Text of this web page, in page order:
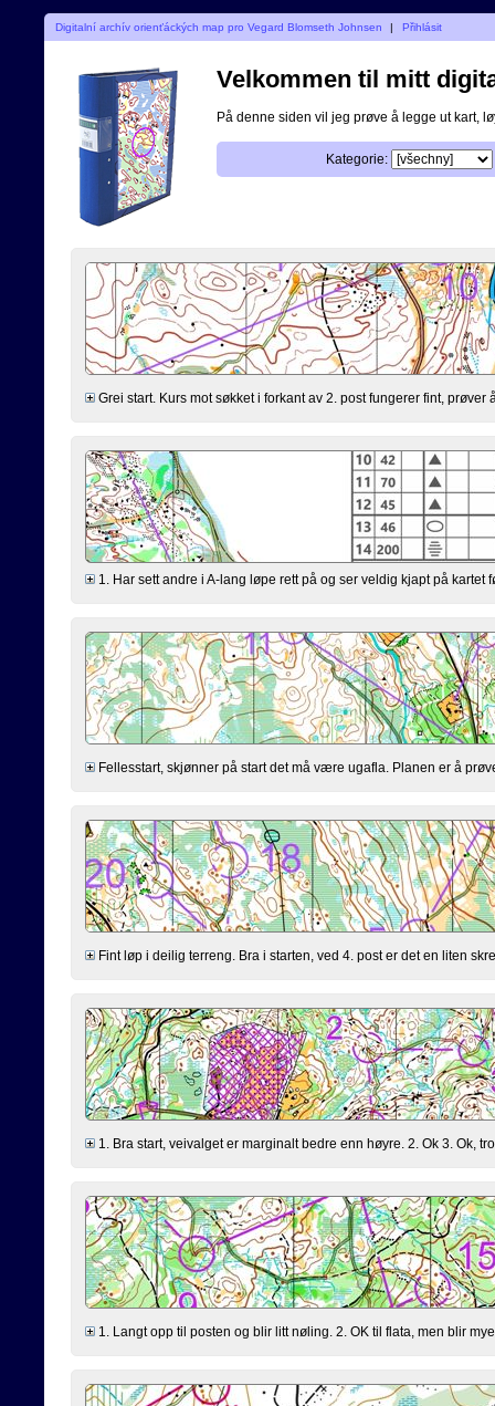
Digitalní archív orienťáckých map pro Vegard Blomseth Johnsen | Přihlásit
Velkommen til mitt
På denne siden vil jeg prøve å legge ut kart,
Kategorie:
Grei start. Kurs mot søkket i forkant av 2. post fungerer fint,
1. Har sett andre i A-lang løpe rett på og ser veldig kjapt på kartet
Fellesstart, skjønner på start det må være ugafla. Planen er å
Fint løp i deilig terreng. Bra i starten, ved 4. post er det en liten
1. Bra start, veivalget er marginalt bedre enn høyre. 2. Ok 3. Ok,
1. Langt opp til posten og blir litt nøling. 2. OK til flata, men blir